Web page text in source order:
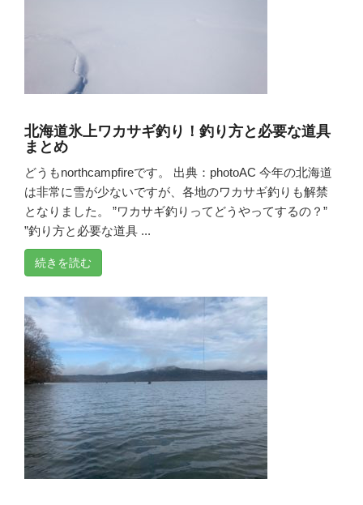
北海道氷上ワカサギ釣り！釣り方と必要な道具
まとめ
どうもnorthcampfireです。 出典：photoAC 今年の北海道
は非常に雪が少ないですが、各地のワカサギ釣りも解禁
となりました。 ”ワカサギ釣りってどうやってするの？”
”釣り方と必要な道具 ...
続きを読む